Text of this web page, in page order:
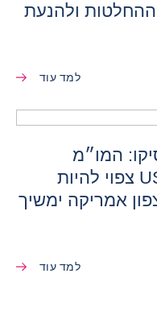
ולהנעת
למד עוד
המו״מ
המחודש על הסכם USMCA צפוי להיות
אמריקה ימשיך
למד עוד